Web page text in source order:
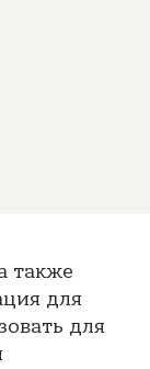
также
для
для